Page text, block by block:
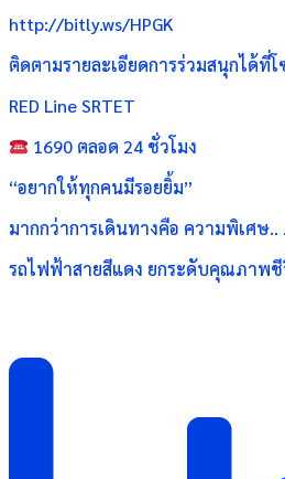
http://bitly.ws/HPGK
ติดตามรายละเอียดการร่วมสนุกได้ที่
RED Line SRTET
1690 ตลอด 24 ชั่วโมง
“อยากให้ทุกคนมีรอยยิ้ม”
มากกว่าการเดินทางคือ ความพิเศษ.. .
รถไฟฟ้าสายสีแดง ยกระดับคุณภาพชี